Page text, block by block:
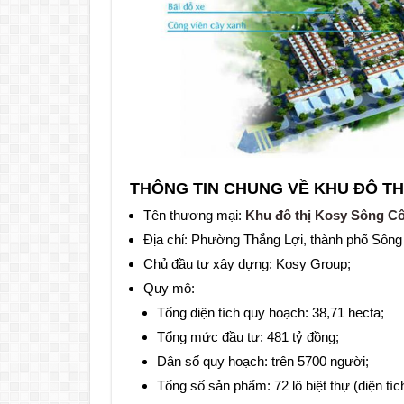
THÔNG TIN CHUNG VỀ KHU ĐÔ
Tên thương mại: Khu đô thị Kosy Sông
Địa chỉ: Phường Thắng Lợi, thành phố
Chủ đầu tư xây dựng: Kosy Group;
Quy mô:
Tổng diện tích quy hoạch: 38,71 hecta;
Tổng mức đầu tư: 481 tỷ đồng;
Dân số quy hoạch: trên 5700 người;
Tổng số sản phẩm: 72 lô biệt thự (diện